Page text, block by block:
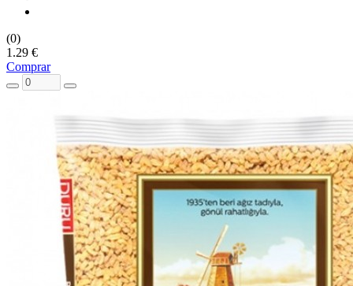
(0)
1.29 €
Comprar